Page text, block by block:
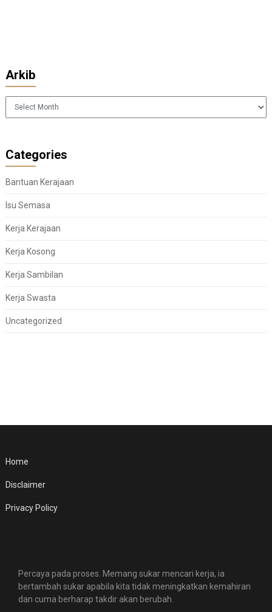
Arkib
Arkib
Categories
Bantuan Kerajaan
Isu Semasa
Kerja Kerajaan
Kerja Kosong
Kerja Sambilan
Kerja Swasta
Uncategorized
Home
Disclaimer
Privacy Policy
Percaya pada proses. Memang sukar mencari kerja, ia
bertambah sukar apabila kita tidak meningkatkan kemahiran
dan cuma berharap takdir akan berubah.